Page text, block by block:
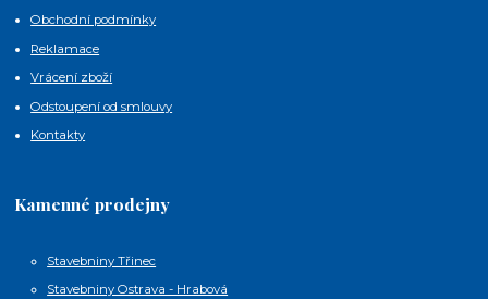
Obchodní podmínky
Reklamace
Vrácení zboží
Odstoupení od smlouvy
Kontakty
Kamenné prodejny
Stavebniny Třinec
Stavebniny Ostrava - Hrabová